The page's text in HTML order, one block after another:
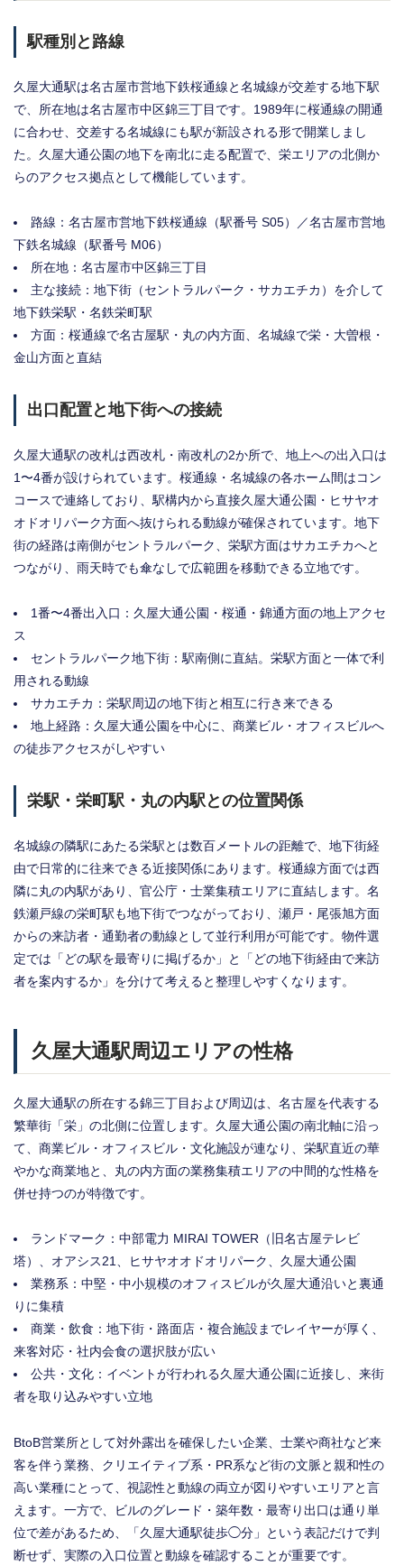
駅種別と路線
久屋大通駅は名古屋市営地下鉄桜通線と名城線が交差する地下駅
で、所在地は名古屋市中区錦三丁目です。1989年に桜通線の開通
に合わせ、交差する名城線にも駅が新設される形で開業しまし
た。久屋大通公園の地下を南北に走る配置で、栄エリアの北側か
らのアクセス拠点として機能しています。
路線：名古屋市営地下鉄桜通線（駅番号 S05）／名古屋市営地
下鉄名城線（駅番号 M06）
所在地：名古屋市中区錦三丁目
主な接続：地下街（セントラルパーク・サカエチカ）を介して
地下鉄栄駅・名鉄栄町駅
方面：桜通線で名古屋駅・丸の内方面、名城線で栄・大曽根・
金山方面と直結
出口配置と地下街への接続
久屋大通駅の改札は西改札・南改札の2か所で、地上への出入口は
1〜4番が設けられています。桜通線・名城線の各ホーム間はコン
コースで連絡しており、駅構内から直接久屋大通公園・ヒサヤオ
オドオリパーク方面へ抜けられる動線が確保されています。地下
街の経路は南側がセントラルパーク、栄駅方面はサカエチカへと
つながり、雨天時でも傘なしで広範囲を移動できる立地です。
1番〜4番出入口：久屋大通公園・桜通・錦通方面の地上アクセ
ス
セントラルパーク地下街：駅南側に直結。栄駅方面と一体で利
用される動線
サカエチカ：栄駅周辺の地下街と相互に行き来できる
地上経路：久屋大通公園を中心に、商業ビル・オフィスビルへ
の徒歩アクセスがしやすい
栄駅・栄町駅・丸の内駅との位置関係
名城線の隣駅にあたる栄駅とは数百メートルの距離で、地下街経
由で日常的に往来できる近接関係にあります。桜通線方面では西
隣に丸の内駅があり、官公庁・士業集積エリアに直結します。名
鉄瀬戸線の栄町駅も地下街でつながっており、瀬戸・尾張旭方面
からの来訪者・通勤者の動線として並行利用が可能です。物件選
定では「どの駅を最寄りに掲げるか」と「どの地下街経由で来訪
者を案内するか」を分けて考えると整理しやすくなります。
久屋大通駅周辺エリアの性格
久屋大通駅の所在する錦三丁目および周辺は、名古屋を代表する
繁華街「栄」の北側に位置します。久屋大通公園の南北軸に沿っ
て、商業ビル・オフィスビル・文化施設が連なり、栄駅直近の華
やかな商業地と、丸の内方面の業務集積エリアの中間的な性格を
併せ持つのが特徴です。
ランドマーク：中部電力 MIRAI TOWER（旧名古屋テレビ
塔）、オアシス21、ヒサヤオオドオリパーク、久屋大通公園
業務系：中堅・中小規模のオフィスビルが久屋大通沿いと裏通
りに集積
商業・飲食：地下街・路面店・複合施設までレイヤーが厚く、
来客対応・社内会食の選択肢が広い
公共・文化：イベントが行われる久屋大通公園に近接し、来街
者を取り込みやすい立地
BtoB営業所として対外露出を確保したい企業、士業や商社など来
客を伴う業務、クリエイティブ系・PR系など街の文脈と親和性の
高い業種にとって、視認性と動線の両立が図りやすいエリアと言
えます。一方で、ビルのグレード・築年数・最寄り出口は通り単
位で差があるため、「久屋大通駅徒歩◯分」という表記だけで判
断せず、実際の入口位置と動線を確認することが重要です。